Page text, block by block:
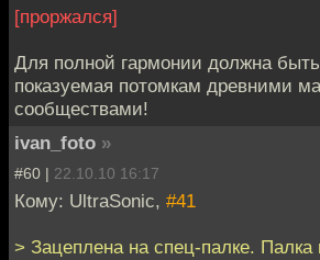
[проржался]
Для полной гармонии должна
показуемая потомкам древними
сообществами!
ivan_foto »
#60 | 22.10.10 16:17
Кому: UltraSonic, #41
> Зацеплена на спец-палке. Палка